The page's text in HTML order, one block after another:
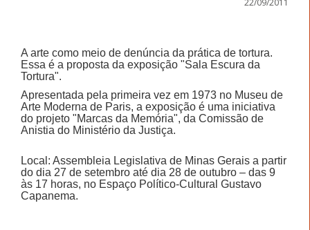
A arte como meio de denúncia da prática de tortura.
Essa é a proposta da exposição "Sala Escura da
Tortura".
Apresentada pela primeira vez em 1973 no Museu de
Arte Moderna de Paris, a exposição é uma iniciativa
do projeto "Marcas da Memória", da Comissão de
Anistia do Ministério da Justiça.
Local: Assembleia Legislativa de Minas Gerais a partir
do dia 27 de setembro até dia 28 de outubro – das 9
às 17 horas, no Espaço Político-Cultural Gustavo
Capanema.